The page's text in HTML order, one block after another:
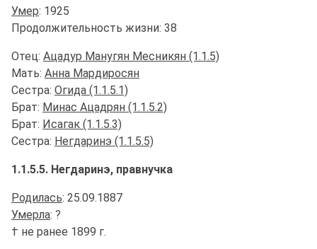
Умер: 1925
Продолжительность жизни: 38
Отец: Ацадур Манугян Месникян (1.1.5)
Мать: Анна Мардиросян
Сестра: Огида (1.1.5.1)
Брат: Минас Ацадрян (1.1.5.2)
Брат: Исагак (1.1.5.3)
Сестра: Негдаринэ (1.1.5.5)
1.1.5.5. Негдаринэ, правнучка
Родилась: 25.09.1887
Умерла: ?
† не ранее 1899 г.